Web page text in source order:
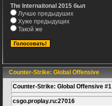
The Internaitonal 2015 был
Лучше предыдуших
Хуже предыдущих
Такой же
Counter-Strike: Global Offensive
Counter-Strike: Global Offensive #1
csgo.proplay.ru:27016